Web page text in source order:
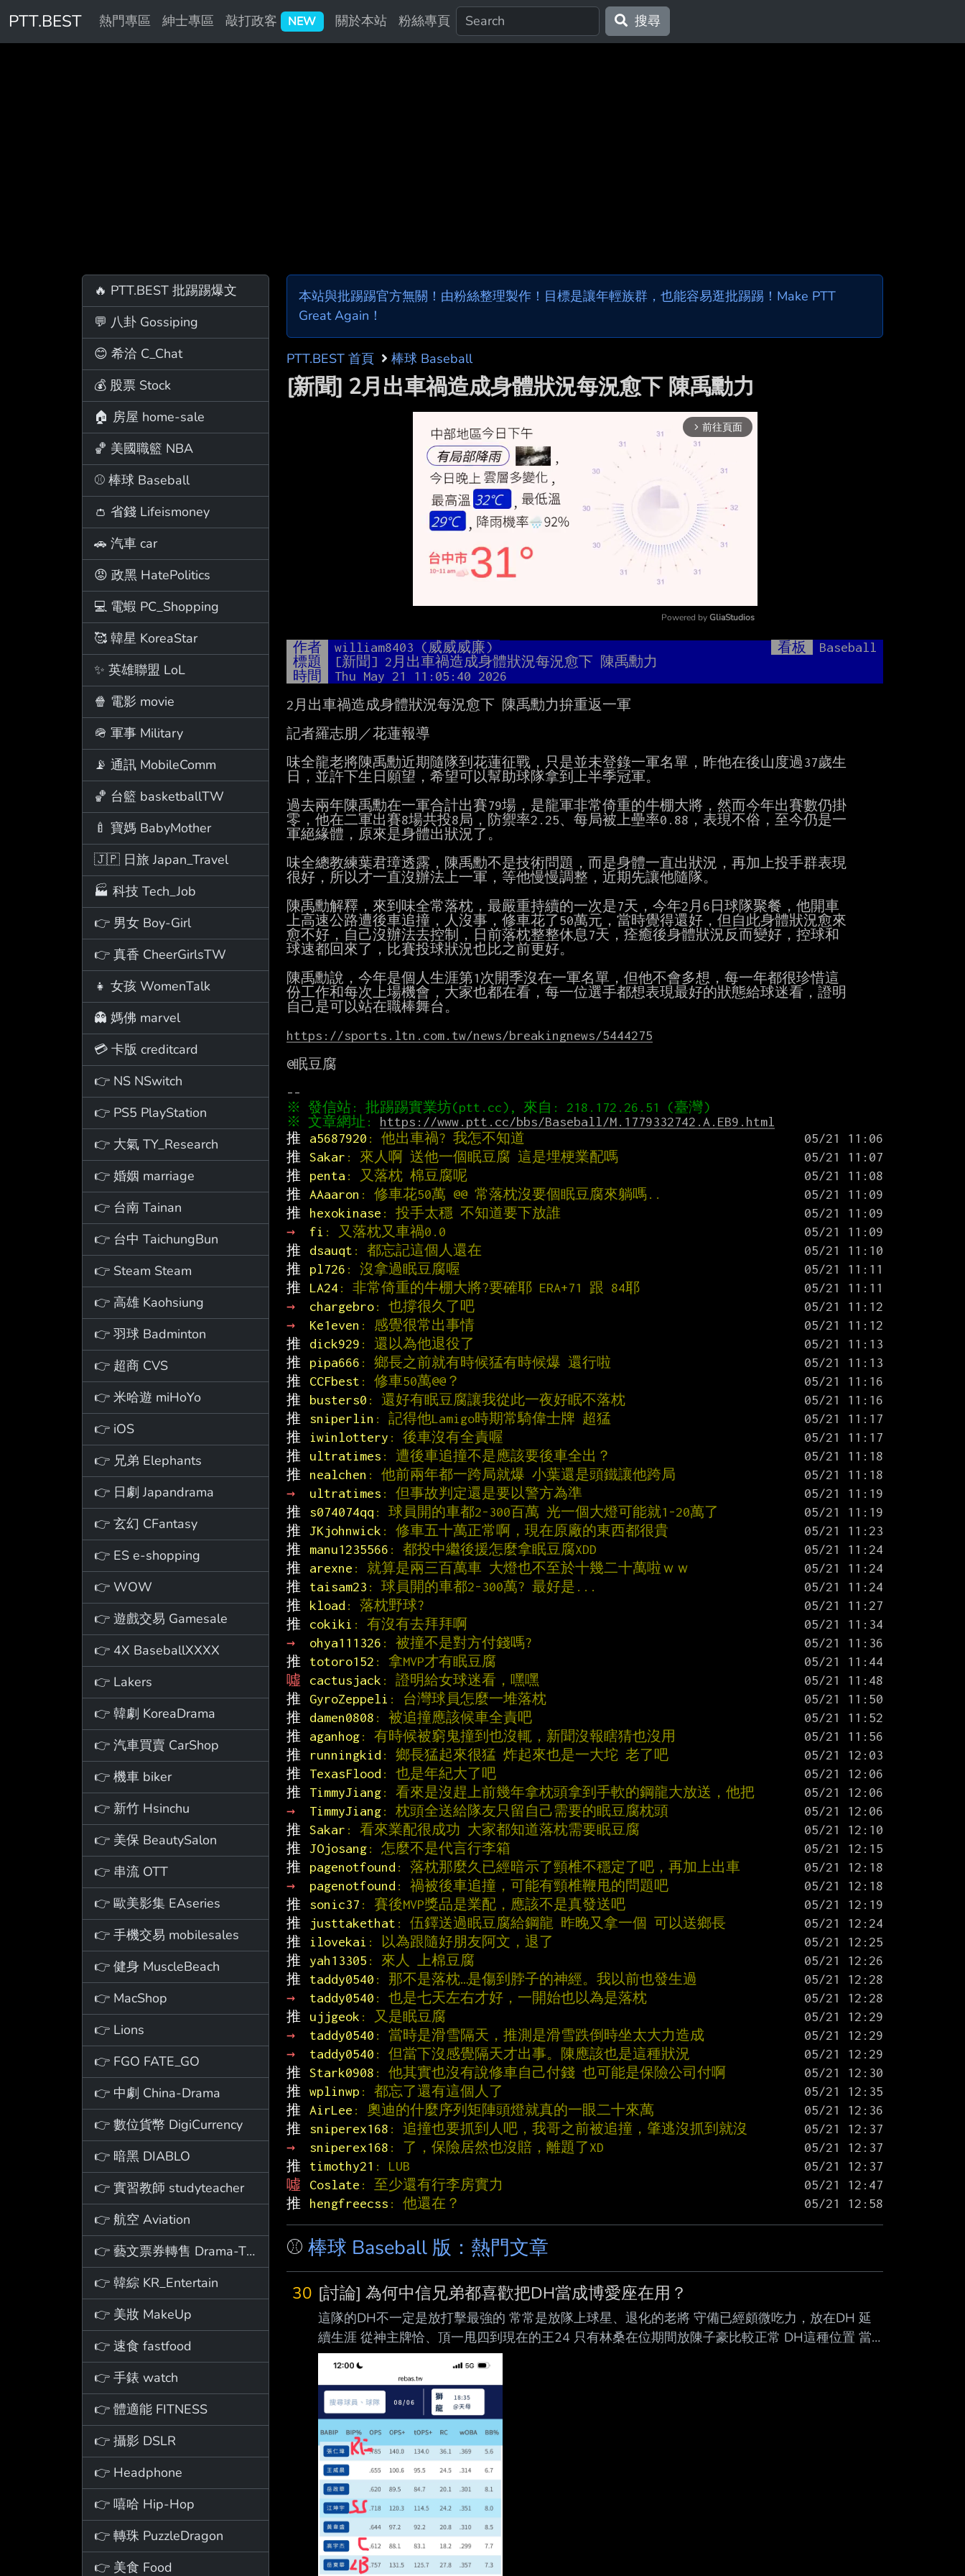
PTT.BEST 熱門專區 紳士專區 敲打政客 NEW 關於本站 粉絲專頁 搜尋
🔥 PTT.BEST 批踢踢爆文
💬 八卦 Gossiping
😊 希洽 C_Chat
💰 股票 Stock
🏠 房屋 home-sale
🏀 美國職籃 NBA
⚾ 棒球 Baseball
👛 省錢 Lifeismoney
🚗 汽車 car
😡 政黑 HatePolitics
💻 電蝦 PC_Shopping
🥰 韓星 KoreaStar
✨ 英雄聯盟 LoL
🍿 電影 movie
🪖 軍事 Military
📡 通訊 MobileComm
🏀 台籃 basketballTW
🍼 寶媽 BabyMother
🇯🇵 日旅 Japan_Travel
🏭 科技 Tech_Job
👉 男女 Boy-Girl
👉 真香 CheerGirlsTW
👧 女孩 WomenTalk
👻 媽佛 marvel
💳 卡版 creditcard
👉 NS NSwitch
👉 PS5 PlayStation
👉 大氣 TY_Research
👉 婚姻 marriage
👉 台南 Tainan
👉 台中 TaichungBun
👉 Steam Steam
👉 高雄 Kaohsiung
👉 羽球 Badminton
👉 超商 CVS
👉 米哈遊 miHoYo
👉 iOS
👉 兄弟 Elephants
👉 日劇 Japandrama
👉 玄幻 CFantasy
👉 ES e-shopping
👉 WOW
👉 遊戲交易 Gamesale
👉 4X BaseballXXXX
👉 Lakers
👉 韓劇 KoreaDrama
👉 汽車買賣 CarShop
👉 機車 biker
👉 新竹 Hsinchu
👉 美保 BeautySalon
👉 串流 OTT
👉 歐美影集 EAseries
👉 手機交易 mobilesales
👉 健身 MuscleBeach
👉 MacShop
👉 Lions
👉 FGO FATE_GO
👉 中劇 China-Drama
👉 數位貨幣 DigiCurrency
👉 暗黑 DIABLO
👉 實習教師 studyteacher
👉 航空 Aviation
👉 藝文票券轉售 Drama-Ticket
👉 韓綜 KR_Entertain
👉 美妝 MakeUp
👉 速食 fastfood
👉 手錶 watch
👉 體適能 FITNESS
👉 攝影 DSLR
👉 Headphone
👉 嘻哈 Hip-Hop
👉 轉珠 PuzzleDragon
👉 美食 Food
本站與批踢踢官方無關！由粉絲整理製作！目標是讓年輕族群，也能容易逛批踢踢！Make PTT
Great Again！
PTT.BEST 首頁 棒球 Baseball
[新聞] 2月出車禍造成身體狀況每況愈下 陳禹勳力
arrow_forward_ios 前往頁面
Powered by GliaStudios
作者 william8403 (威威威廉) 看板
Baseball
標題
[新聞] 2月出車禍造成身體狀況每況愈下 陳禹勳力
時間
Thu May 21 11:05:40 2026
2月出車禍造成身體狀況每況愈下 陳禹勳力拚重返一軍
記者羅志朋／花蓮報導
味全龍老將陳禹勳近期隨隊到花蓮征戰，只是並未登錄一軍名單，昨他在後山度過37歲生
日，並許下生日願望，希望可以幫助球隊拿到上半季冠軍。
過去兩年陳禹勳在一軍合計出賽79場，是龍軍非常倚重的牛棚大將，然而今年出賽數仍掛
零，他在二軍出賽8場共投8局，防禦率2.25、每局被上壘率0.88，表現不俗，至今仍是一
軍絕緣體，原來是身體出狀況了。
味全總教練葉君璋透露，陳禹勳不是技術問題，而是身體一直出狀況，再加上投手群表現
很好，所以才一直沒辦法上一軍，等他慢慢調整，近期先讓他隨隊。
陳禹勳解釋，來到味全常落枕，最嚴重持續的一次是7天，今年2月6日球隊聚餐，他開車
上高速公路遭後車追撞，人沒事，修車花了50萬元，當時覺得還好，但自此身體狀況愈來
愈不好，自己沒辦法去控制，日前落枕整整休息7天，痊癒後身體狀況反而變好，控球和
球速都回來了，比賽投球狀況也比之前更好。
陳禹勳說，今年是個人生涯第1次開季沒在一軍名單，但他不會多想，每一年都很珍惜這
份工作和每次上場機會，大家也都在看，每一位選手都想表現最好的狀態給球迷看，證明
自己是可以站在職棒舞台。
https://sports.ltn.com.tw/news/breakingnews/5444275
@眠豆腐
※ 文章網址: https://www.ptt.cc/bbs/Baseball/M.1779332742.A.EB9.html
推
a5687920 : 他出車禍? 我怎不知道
推 Sakar : 來人啊 送他一個眠豆腐 這是埋梗業配嗎
推
penta : 又落枕 棉豆腐呢
推 AAaaron : 修車花50萬 @@ 常落枕沒要個眠豆腐來躺嗎..
推
hexokinase : 投手太穩 不知道要下放誰
→
fi : 又落枕又車禍0.0
推
dsauqt : 都忘記這個人還在
推
pl726 : 沒拿過眠豆腐喔
推
LA24 : 非常倚重的牛棚大將?要確耶 ERA+71 跟 84耶
→
chargebro: 也撐很久了吧
→
Ke1even : 感覺很常出事情
推
dick929 : 還以為他退役了
推
pipa666 : 鄉長之前就有時候猛有時候爆 還行啦
推
CCFbest : 修車50萬@@？
推
busters0 : 還好有眠豆腐讓我從此一夜好眠不落枕
推
sniperlin : 記得他Lamigo時期常騎偉士牌 超猛
推
iwinlottery : 後車沒有全責喔
推
ultratimes : 遭後車追撞不是應該要後車全出？
推
nealchen : 他前兩年都一跨局就爆 小葉還是頭鐵讓他跨局
→
ultratimes : 但事故判定還是要以警方為準
推
s074074qq : 球員開的車都2-300百萬 光一個大燈可能就1-20萬了
推 JKjohnwick : 修車五十萬正常啊，現在原廠的東西都很貴
推
manu1235566 : 都投中繼後援怎麼拿眠豆腐XDD
推
arexne : 就算是兩三百萬車 大燈也不至於十幾二十萬啦ｗｗ
推
taisam23 : 球員開的車都2-300萬? 最好是...
推
kload : 落枕野球?
推
cokiki : 有沒有去拜拜啊
→
ohya111326 : 被撞不是對方付錢嗎?
推
totoro152 : 拿MVP才有眠豆腐
噓
cactusjack : 證明給女球迷看，嘿嘿
推
GyroZeppeli : 台灣球員怎麼一堆落枕
推
damen0808 : 被追撞應該候車全責吧
推
aganhog: 有時候被窮鬼撞到也沒輒，新聞沒報瞎猜也沒用
推
runningkid : 鄉長猛起來很猛 炸起來也是一大坨 老了吧
推
TexasFlood : 也是年紀大了吧
推
TimmyJiang: 看來是沒趕上前幾年拿枕頭拿到手軟的鋼龍大放送，他把
→
TimmyJiang: 枕頭全送給隊友只留自己需要的眠豆腐枕頭
推 Sakar : 看來業配很成功 大家都知道落枕需要眠豆腐
推 JOjosang: 怎麼不是代言行李箱
推
pagenotfound : 落枕那麼久已經暗示了頸椎不穩定了吧，再加上出車
→
pagenotfound : 禍被後車追撞，可能有頸椎鞭甩的問題吧
推
sonic37 : 賽後MVP獎品是業配，應該不是真發送吧
推
justtakethat : 伍鐸送過眠豆腐給鋼龍 昨晚又拿一個 可以送鄉長
推
ilovekai : 以為跟隨好朋友阿文，退了
推
yah13305 : 來人 上棉豆腐
推
taddy0540 : 那不是落枕…是傷到脖子的神經。我以前也發生過
→
taddy0540 : 也是七天左右才好，一開始也以為是落枕
推
ujjgeok : 又是眠豆腐
→
taddy0540 : 當時是滑雪隔天，推測是滑雪跌倒時坐太大力造成
→
taddy0540 : 但當下沒感覺隔天才出事。陳應該也是這種狀況
推 Stark0908 : 他其實也沒有說修車自己付錢 也可能是保險公司付啊
推 wplinwp : 都忘了還有這個人了
推 AirLee : 奧迪的什麼序列矩陣頭燈就真的一眼二十來萬
推
sniperex168 : 追撞也要抓到人吧，我哥之前被追撞，肇逃沒抓到就沒
→
sniperex168 : 了，保險居然也沒賠，離題了XD
推
timothy21 : LUB
噓
Coslate : 至少還有行李房實力
推
hengfreecss : 他還在？
⚾ 棒球 Baseball 版：熱門文章
30 [討論] 為何中信兄弟都喜歡把DH當成博愛座在用？
這隊的DH不一定是放打擊最強的 常常是放隊上球星、退化的老將 守備已經頗微吃力，放在DH 延
續生涯 從神主牌恰、頂一甩四到現在的王24 只有林桑在位期間放陳子豪比較正常 DH這種位置 當
你排完8個有守備位置的球員後 直接填ops+最高的人不就好了 有這麼難選嗎？ --